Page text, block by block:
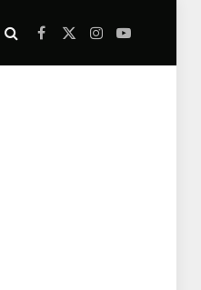
Facebook
X
Instagram
YouTube